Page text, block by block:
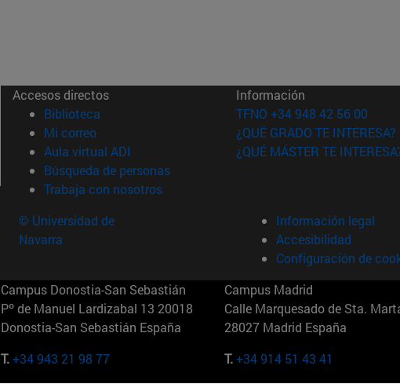
Accesos directos
Biblioteca (abre en nueva ventana)
Mi correo(abre en nueva ventana)
Aula virtual ADI (abre en nueva ventana)
Búsqueda de personas(abre en nueva ventana)
Trabaja con nosotros(abre en nueva ventana)
Información
TFNO +34 948 42 56 00
¿QUÉ GRADO TE INTERESA?
¿QUÉ MÁSTER TE
© Universidad de
Navarra
Información legal
Accesibilidad
Configuración de
Campus Donostia-San Sebastián
Pº de Manuel Lardizabal 13 20018
Donostia-San Sebastián España
T.+34 943 21 98 77
Campus Madrid
Calle Marquesado de Sta.
28027 Madrid España
T.+34 914 51 43 41